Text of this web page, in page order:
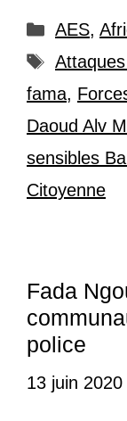
AES,
fama,
Daoud Alv
sensibles
Citoyenne
Fada
police
13 juin 2020